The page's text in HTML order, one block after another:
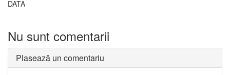
DATA
Nu sunt comentarii
Plasează un comentariu